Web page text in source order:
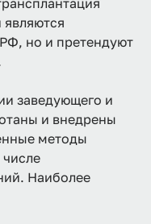
но и претендуют
заведующего и
и внедрены
методы
Наиболее